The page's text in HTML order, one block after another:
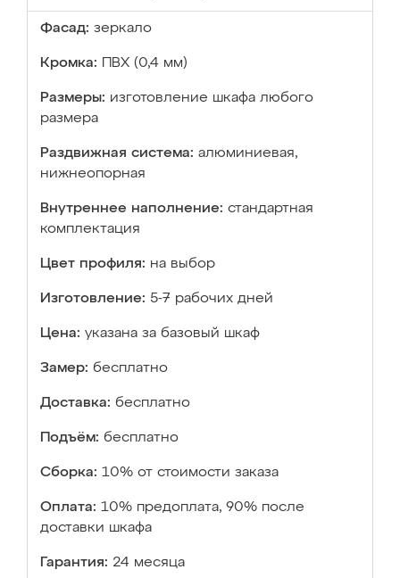
Фасад: зеркало
Кромка: ПВХ (0,4 мм)
Размеры: изготовление шкафа любого
размера
Раздвижная система: алюминиевая,
нижнеопорная
Внутреннее наполнение: стандартная
комплектация
Цвет профиля: на выбор
Изготовление: 5-7 рабочих дней
Цена: указана за базовый шкаф
Замер: бесплатно
Доставка: бесплатно
Подъём: бесплатно
Сборка: 10% от стоимости заказа
Оплата: 10% предоплата, 90% после
доставки шкафа
Гарантия: 24 месяца